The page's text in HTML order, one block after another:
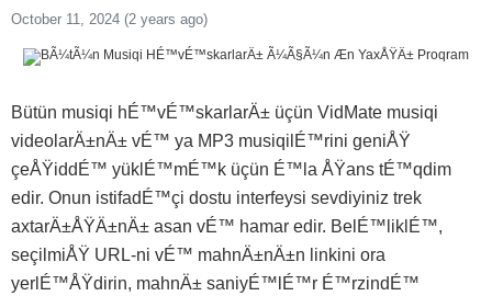
October 11, 2024 (2 years ago)
Bütün musiqi hÉ™vÉ™skarlarÄ± üçün VidMate musiqi
videolarÄ±nÄ± vÉ™ ya MP3 musiqilÉ™rini geniÅŸ
çeÅŸiddÉ™ yüklÉ™mÉ™k üçün É™la ÅŸans tÉ™qdim
edir. Onun istifadÉ™çi dostu interfeysi sevdiyiniz trek
axtarÄ±ÅŸÄ±nÄ± asan vÉ™ hamar edir. BelÉ™liklÉ™,
seçilmiÅŸ URL-ni vÉ™ mahnÄ±nÄ±n linkini ora
yerlÉ™ÅŸdirin, mahnÄ± saniyÉ™lÉ™r É™rzindÉ™